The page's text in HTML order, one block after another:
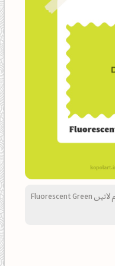
رنگ سبز فسفری با کد هگز D2DE32 و نام لاتین Fluorescent Green